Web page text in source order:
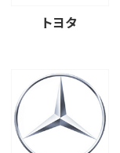
トヨタ